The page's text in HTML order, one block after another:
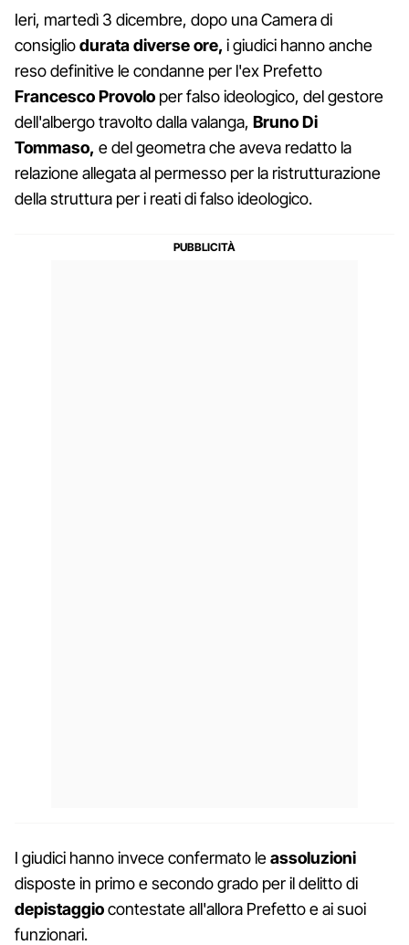
Ieri, martedì 3 dicembre, dopo una Camera di
consigliodurata diverse ore, i giudici hanno anche
reso definitive le condanne per l'ex Prefetto
Francesco Provolo per falso ideologico, del gestore
dell'albergo travolto dalla valanga, Bruno Di
Tommaso, e del geometra che aveva redatto la
relazione allegata al permesso per la ristrutturazione
della struttura per i reati di falso ideologico.
I giudici hanno invece confermato leassoluzioni
disposte in primo e secondo grado per il delitto di
depistaggiocontestate all'allora Prefetto e ai suoi
funzionari.